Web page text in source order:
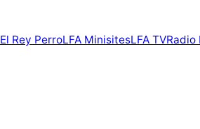
El Rey PerroLFA MinisitesLFA TVRadio